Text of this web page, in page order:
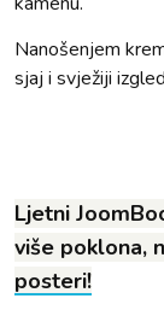
Nanošenjem
sjaj i svježiji
Ljetni
više poklona,
posteri!